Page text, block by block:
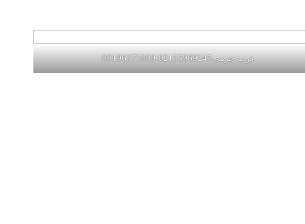
درب چرمی02155969245-09196375800